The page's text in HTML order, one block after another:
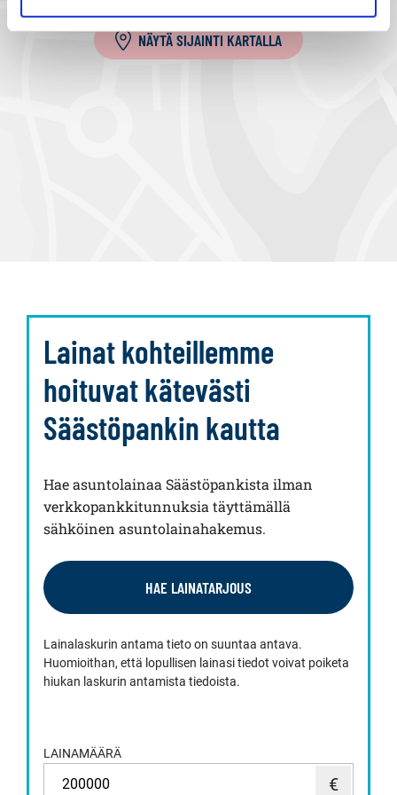
NÄYTÄ SIJAINTI KARTALLA
Lainat kohteillemme
hoituvat kätevästi
Säästöpankin kautta
Hae asuntolainaa Säästöpankista ilman
verkkopankkitunnuksia täyttämällä
sähköinen asuntolainahakemus.
HAE LAINATARJOUS
Lainalaskurin antama tieto on suuntaa antava.
Huomioithan, että lopullisen lainasi tiedot voivat poiketa
hiukan laskurin antamista tiedoista.
LAINAMÄÄRÄ